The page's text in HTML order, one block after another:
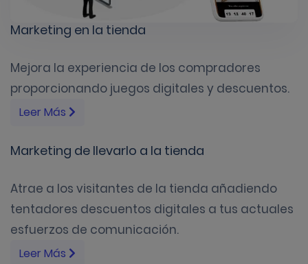
Marketing en la tienda
Mejora la experiencia de los compradores
proporcionando juegos digitales y descuentos.
Leer Más
Marketing de llevarlo a la tienda
Atrae a los visitantes de la tienda añadiendo
tentadores descuentos digitales a tus actuales
esfuerzos de comunicación.
Leer Más